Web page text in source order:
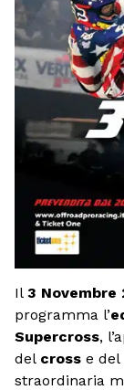
Il 3 Novembre
programma l’
Supercross,
del cross e del
straordinaria